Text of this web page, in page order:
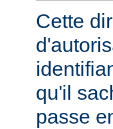
Cette
qu'il
passe